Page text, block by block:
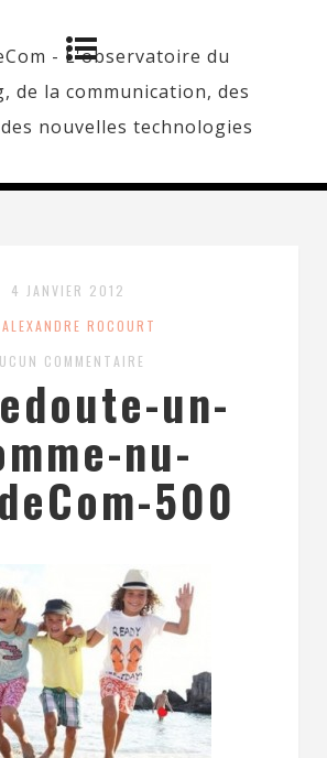
4 JANVIER 2012
ROCOURT
COMMENTAIRE
un-
nu-
500